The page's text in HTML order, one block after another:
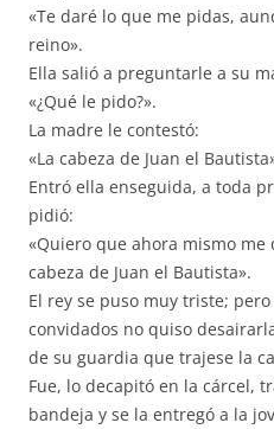
«Te daré lo que me pidas,
reino».
Ella salió a preguntarle a su
«¿Qué le pido?».
La madre le contestó:
«La cabeza de Juan el
Entró ella enseguida, a toda
pidió:
«Quiero que ahora mismo me
cabeza de Juan el Bautista».
El rey se puso muy triste;
convidados no quiso
de su guardia que trajese la
Fue, lo decapitó en la cárcel,
bandeja y se la entregó a la